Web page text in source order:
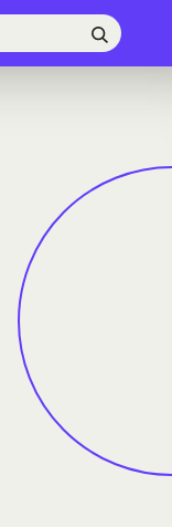
Hľadať